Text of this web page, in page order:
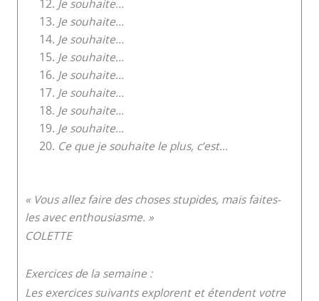
Je souhaite…
Je souhaite…
Je souhaite…
Je souhaite…
Je souhaite…
Je souhaite…
Je souhaite…
Je souhaite…
Ce que je souhaite le plus, c’est…
« Vous allez faire des choses stupides, mais faites-
les avec enthousiasme. »
COLETTE
Exercices de la semaine :
Les exercices suivants explorent et étendent votre